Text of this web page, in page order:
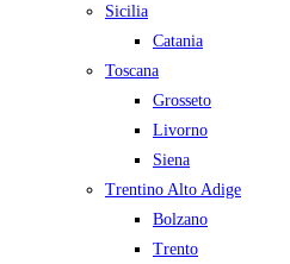
Sicilia
Catania
Toscana
Grosseto
Livorno
Siena
Trentino Alto Adige
Bolzano
Trento